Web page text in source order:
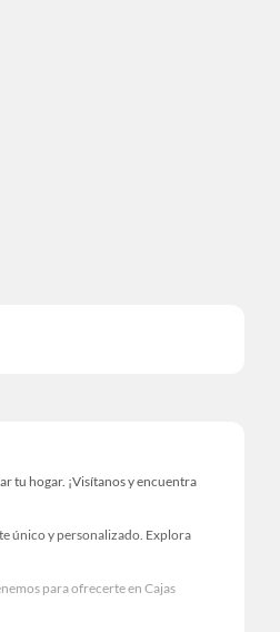
tu hogar. ¡Visítanos y encuentra
único y personalizado. Explora
para ofrecerte en Cajas